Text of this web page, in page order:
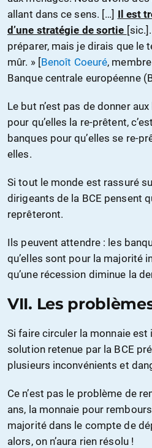
allant dans ce sens. […] Il est
d’une stratégie de sortie
préparer, mais je dirais que le
mûr. » [Benoît Coeuré,
Banque centrale européenne
Le but n’est pas de donner
pour qu’elles la re-prêtent,
banques pour qu’elles se re-
elles.
Si tout le monde est rassuré
dirigeants de la BCE pensent
reprêteront.
Ils peuvent attendre : les
qu’elles sont pour la majorité
qu’une récession diminue la
VII. Les
Si faire circuler la monnaie est
solution retenue par la BCE
plusieurs inconvénients et
Ce n’est pas le problème de
ans, la monnaie pour
majorité dans le compte de
alors, on n’aura rien résolu !